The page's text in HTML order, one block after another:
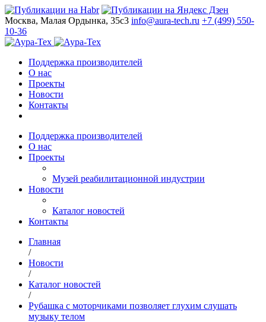
Москва, Малая Ордынка, 35с3 info@aura-tech.ru +7 (499) 550-
10-36
Поддержка производителей
О нас
Проекты
Новости
Контакты
Поддержка производителей
О нас
Проекты
Музей реабилитационной индустрии
Новости
Каталог новостей
Контакты
Главная
/
Новости
/
Каталог новостей
/
Рубашка с моторчиками позволяет глухим слушать
музыку телом